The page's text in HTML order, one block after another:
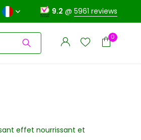
9.2 @ 5961 reviews
0
effet nourrissant et